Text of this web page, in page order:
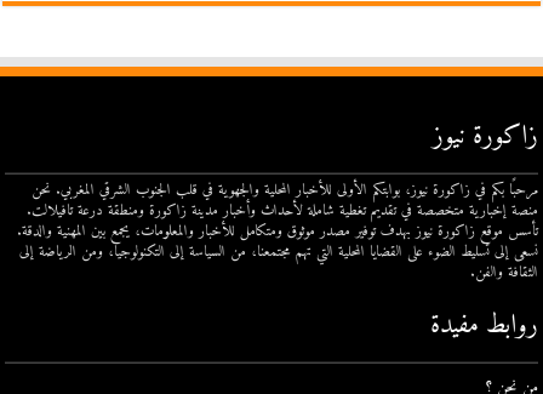
زاكورة نيوز
مرحبًا بكم في زاكورة نيوز، بوابتكم الأولى للأخبار المحلية والجهوية في قلب الجنوب الشرقي المغربي. نحن
منصة إخبارية متخصصة في تقديم تغطية شاملة لأحداث وأخبار مدينة زاكورة ومنطقة درعة تافيلالت.
تأسس موقع زاكورة نيوز بهدف توفير مصدر موثوق ومتكامل للأخبار والمعلومات، يجمع بين المهنية والدقة.
نسعى إلى تسليط الضوء على القضايا المحلية التي تهم مجتمعنا، من السياسة إلى التكنولوجيا، ومن الرياضة إلى
الثقافة والفن.
روابط مفيدة
من نحن ؟